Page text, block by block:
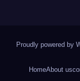
Proudly powered by
HomeAbout us